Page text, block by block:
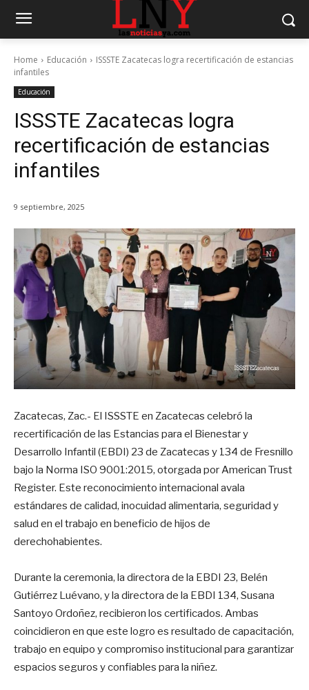
Home Educación
ISSSTE Zacatecas logra recertificación de estancias
infantiles
Educación
ISSSTE Zacatecas logra
recertificación de estancias
infantiles
9 septiembre, 2025
Zacatecas, Zac.- El ISSSTE en Zacatecas celebró la
recertificación de las Estancias para el Bienestar y
Desarrollo Infantil (EBDI) 23 de Zacatecas y 134 de Fresnillo
bajo la Norma ISO 9001:2015, otorgada por American Trust
Register. Este reconocimiento internacional avala
estándares de calidad, inocuidad alimentaria, seguridad y
salud en el trabajo en beneficio de hijos de
derechohabientes.
Durante la ceremonia, la directora de la EBDI 23, Belén
Gutiérrez Luévano, y la directora de la EBDI 134, Susana
Santoyo Ordoñez, recibieron los certificados. Ambas
coincidieron en que este logro es resultado de capacitación,
trabajo en equipo y compromiso institucional para garantizar
espacios seguros y confiables para la niñez.